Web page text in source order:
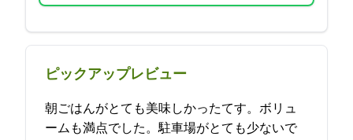
ピックアップレビュー
朝ごはんがとても美味しかったてす。ボリュ
ームも満点でした。駐車場がとても少ないで